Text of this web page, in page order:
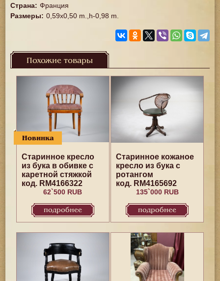
Страна: Франция
Размеры: 0,59x0,50 m.,h-0,98 m.
Похожие товары
Новинка
Старинное кресло
из бука в обивке с
каретной стяжкой
код. RM4166322
62`500 RUB
подробнее
Старинное кожаное
кресло из бука с
ротангом
код. RM4165692
135`000 RUB
подробнее